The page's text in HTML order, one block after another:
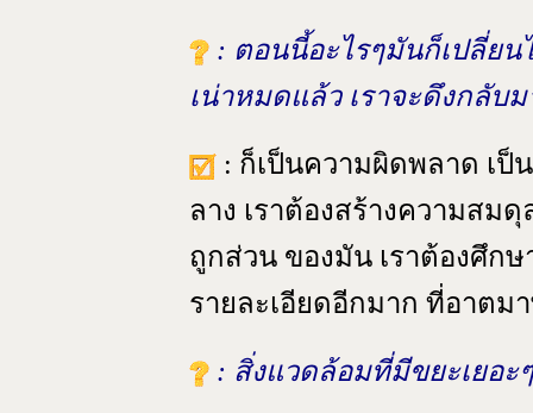
: ตอนนี้อะไรๆมันก็เปลี่ย
เน่าหมดแล้ว เราจะดึงกลับม
: ก็เป็นความผิดพลาด เป็
ลาง เราต้องสร้างความสม
ถูกส่วน ของมัน เราต้องศึก
รายละเอียดอีกมาก ที่อาตม
: สิ่งแวดล้อมที่มีขยะเยอ